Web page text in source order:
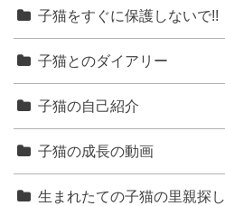
子猫をすぐに保護しないで!!
子猫とのダイアリー
子猫の自己紹介
子猫の成長の動画
生まれたての子猫の里親探し